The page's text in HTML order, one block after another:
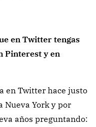
en Twitter tengas
Pinterest y en
en Twitter hace justo
Nueva York y por
años preguntando: